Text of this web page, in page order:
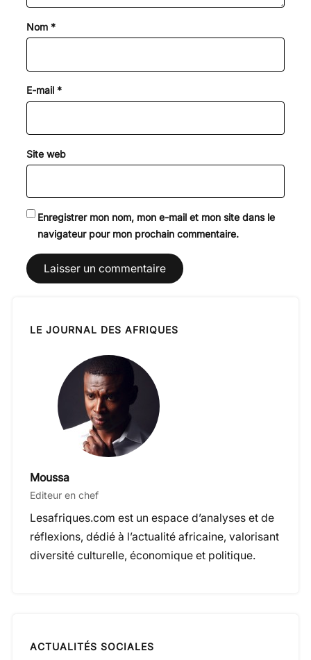
Nom *
E-mail *
Site web
Enregistrer mon nom, mon e-mail et mon site dans le
navigateur pour mon prochain commentaire.
LE JOURNAL DES AFRIQUES
Moussa
Editeur en chef
Lesafriques.com est un espace d’analyses et de
réflexions, dédié à l’actualité africaine, valorisant
diversité culturelle, économique et politique.
ACTUALITÉS SOCIALES